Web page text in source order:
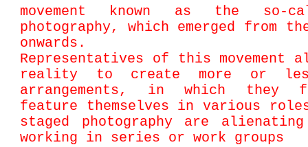
movement known as the so-
photography, which emerged from
onwards.
Representatives of this movement
reality to create more or
arrangements, in which they
feature themselves in various
staged photography are
working in series or work groups